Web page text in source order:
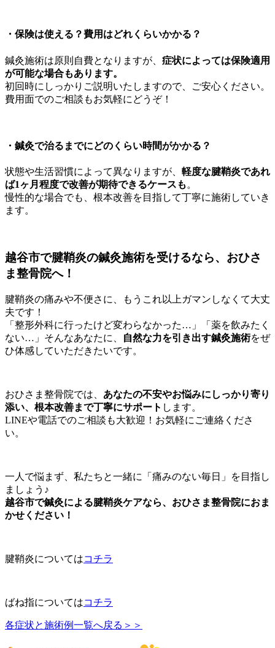
・ 保険は使える？費用はどれくらいかかる？
鍼灸施術は原則自費となりますが、 症状によっては保険適用
が可能な場合もあります。
初回時にしっかりご説明いたしますので、ご安心ください。
費用面でのご相談もお気軽にどうぞ！
・ 鍼灸で治るまでにどのくらい時間がかかる？
状態や生活習慣によって異なりますが、 軽度な腱鞘炎であれ
ば1ヶ月程度で改善が期待できるケースも 。
慢性的な場合でも、根本改善を目指して丁寧に施術していき
ます。
越谷市で腱鞘炎の鍼灸施術を受けるなら、おひさ
ま整骨院へ！
腱鞘炎の痛みや不便さに、もうこれ以上ガマンしなくて大丈
夫です！
「整形外科に行ったけど変わらなかった…」「薬を飲みたく
ない…」そんなあなたに、
自然な力を引き出す鍼灸施術をぜ
ひ体感していただきたいです。
おひさま整骨院では、 あなたの不安やお悩みにしっかり寄り
添い、根本改善まで丁寧にサポート します。
LINEや電話でのご相談も大歓迎！お気軽にご連絡くださ
い。
一人で悩まず、私たちと一緒に「痛みのない毎日」を目指し
ましょう♪
越谷市で鍼灸による腱鞘炎ケアなら、おひさま整骨院におま
かせください！
腱鞘炎についてはコチラ
ばね指についてはコチラ
各症状と施術例一覧へ戻る＞＞